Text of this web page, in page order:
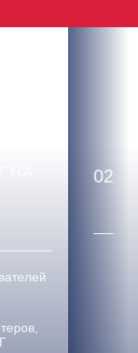
02